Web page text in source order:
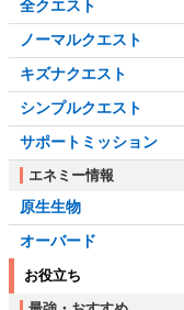
全クエスト
ノーマルクエスト
キズナクエスト
シンプルクエスト
サポートミッション
エネミー情報
原生生物
オーバード
お役立ち